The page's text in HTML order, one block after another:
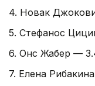
4. Новак
5. Стефанос
6. Онс Жабер —
7. Елена